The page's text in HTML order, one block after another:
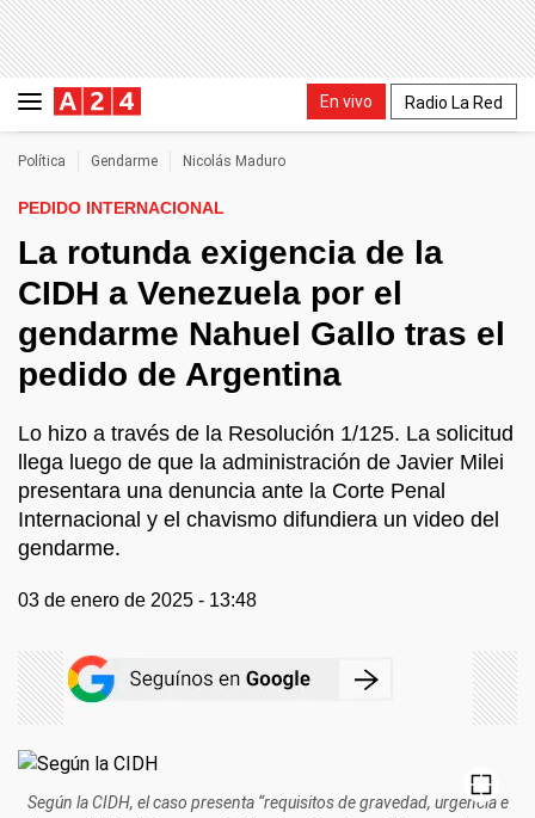
En vivo Radio La Red
Política Gendarme Nicolás Maduro
PEDIDO INTERNACIONAL
La rotunda exigencia de la
CIDH a Venezuela por el
gendarme Nahuel Gallo tras el
pedido de Argentina
Lo hizo a través de la Resolución 1/125. La solicitud
llega luego de que la administración de Javier Milei
presentara una denuncia ante la Corte Penal
Internacional y el chavismo difundiera un video del
gendarme.
03 de enero de 2025 - 13:48
Según la CIDH, el caso presenta “requisitos de gravedad, urgencia e